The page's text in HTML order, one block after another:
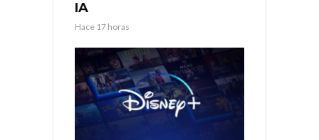
IA
Hace 17 horas